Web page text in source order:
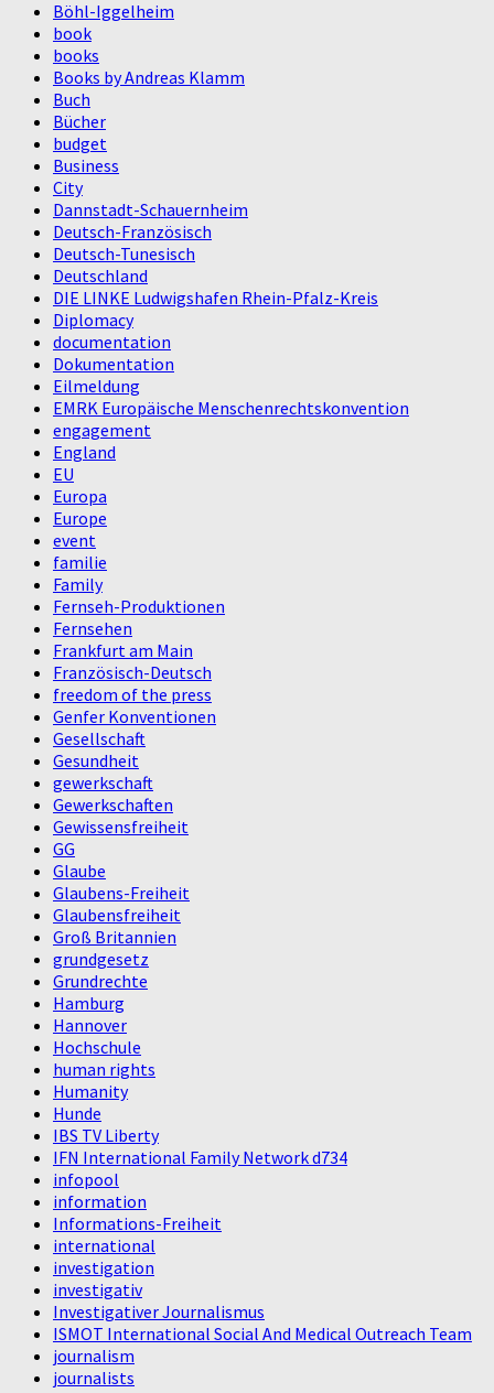
Böhl-Iggelheim
book
books
Books by Andreas Klamm
Buch
Bücher
budget
Business
City
Dannstadt-Schauernheim
Deutsch-Französisch
Deutsch-Tunesisch
Deutschland
DIE LINKE Ludwigshafen Rhein-Pfalz-Kreis
Diplomacy
documentation
Dokumentation
Eilmeldung
EMRK Europäische Menschenrechtskonvention
engagement
England
EU
Europa
Europe
event
familie
Family
Fernseh-Produktionen
Fernsehen
Frankfurt am Main
Französisch-Deutsch
freedom of the press
Genfer Konventionen
Gesellschaft
Gesundheit
gewerkschaft
Gewerkschaften
Gewissensfreiheit
GG
Glaube
Glaubens-Freiheit
Glaubensfreiheit
Groß Britannien
grundgesetz
Grundrechte
Hamburg
Hannover
Hochschule
human rights
Humanity
Hunde
IBS TV Liberty
IFN International Family Network d734
infopool
information
Informations-Freiheit
international
investigation
investigativ
Investigativer Journalismus
ISMOT International Social And Medical Outreach Team
journalism
journalists